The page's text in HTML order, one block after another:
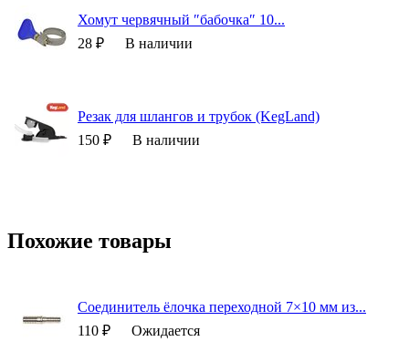
Хомут червячный ″бабочка″ 10...
28 ₽
В наличии
Резак для шлангов и трубок (KegLand)
150 ₽
В наличии
Похожие товары
Соединитель ёлочка переходной 7×10 мм из...
110 ₽
Ожидается